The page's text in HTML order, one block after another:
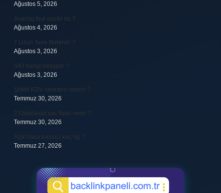
Ağustos 5, 2026
Avantaj faul sayılır mı ?
Ağustos 4, 2026
7 Uzun Sure Nelerdir ?
Ağustos 3, 2026
340 hangi hesaptır ?
Ağustos 3, 2026
Şirket KDV nereden ödenir ?
Temmuz 30, 2026
23 baklavalı sac fiyatı nedir ?
Temmuz 30, 2026
Açık hava basıncı kaç hg ?
Temmuz 27, 2026